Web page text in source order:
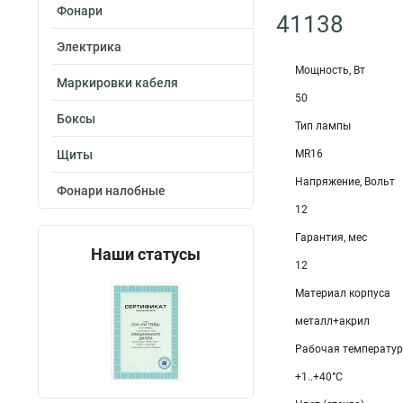
Фонари
Электрика
Маркировки кабеля
Боксы
Щиты
Фонари налобные
Наши статусы
41138
Мощность, Вт
50
Тип лампы
MR16
Напряжение, Вольт
12
Гарантия, мес
12
Материал корпуса
металл+акрил
Рабочая
+1..+40°C